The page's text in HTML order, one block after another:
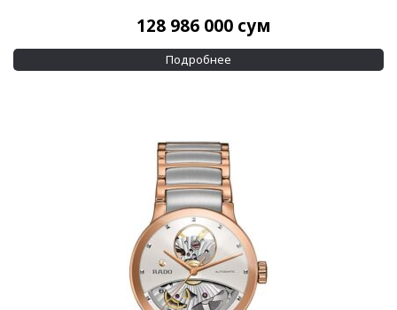
128 986 000 сум
Подробнее